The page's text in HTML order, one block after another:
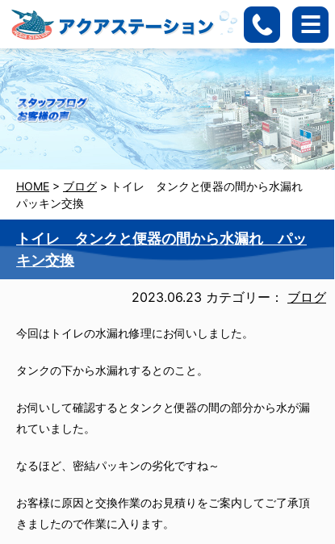
HOME > ブログ > トイレ タンクと便器の間から水漏れ
パッキン交換
トイレ タンクと便器の間から水漏れ パッ
キン交換
2023.06.23 カテゴリー： ブログ
今回はトイレの水漏れ修理にお伺いしました。
タンクの下から水漏れするとのこと。
お伺いして確認するとタンクと便器の間の部分から水が漏
れていました。
なるほど、密結パッキンの劣化ですね～
お客様に原因と交換作業のお見積りをご案内してご了承頂
きましたので作業に入ります。